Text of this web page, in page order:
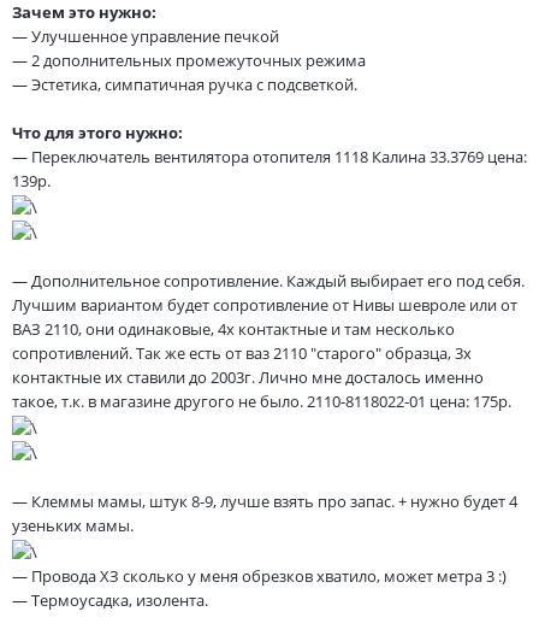
Зачем это нужно:
— Улучшенное управление печкой
— 2 дополнительных промежуточных режима
— Эстетика, симпатичная ручка с подсветкой.
Что для этого нужно:
— Переключатель вентилятора отопителя 1118 Калина 33.3769 цена:
139р.
— Дополнительное сопротивление. Каждый выбирает его под себя.
Лучшим вариантом будет сопротивление от Нивы шевроле или от
ВАЗ 2110, они одинаковые, 4х контактные и там несколько
сопротивлений. Так же есть от ваз 2110 "старого" образца, 3х
контактные их ставили до 2003г. Лично мне досталось именно
такое, т.к. в магазине другого не было. 2110-8118022-01 цена: 175р.
— Клеммы мамы, штук 8-9, лучше взять про запас. + нужно будет 4
узеньких мамы.
— Провода ХЗ сколько у меня обрезков хватило, может метра 3 :)
— Термоусадка, изолента.